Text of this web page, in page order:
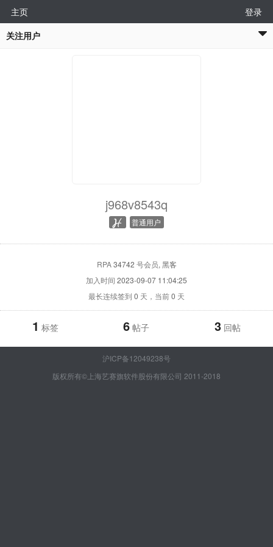
主页
登录
关注用户
j968v8543q
普通用户
RPA34742 号会员, 黑客
加入时间 2023-09-07 11:04:25
最长连续签到 0 天，当前0 天
1 标签 6 帖子 3 回帖
沪ICP备12049238号
版权所有©上海艺赛旗软件股份有限公司 2011-2018